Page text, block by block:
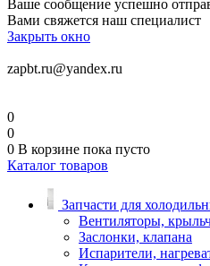
Ваше сообщение успешно
Вами свяжется наш специалист
Закрыть окно
zapbt.ru@yandex.ru
0
0
0 В корзине пока пусто
Каталог товаров
Запчасти для
Вентиляторы,
Заслонки, клапана
Испарители,